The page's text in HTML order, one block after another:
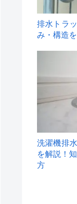
排水トラ
み・構造
洗濯機排
を解説！
方